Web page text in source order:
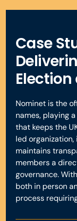
Case
Election
Nominet is the
names, playing
that keeps the
led
maintains
members a
governance.
both in person
process